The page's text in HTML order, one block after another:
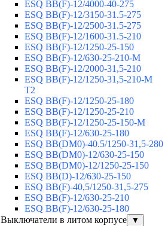
ESQ ВВ(F)-12/4000-40-275
ESQ ВВ(F)-12/3150-31.5-275
ESQ ВВ(F)-12/2500-31.5-275
ESQ ВВ(F)-12/1600-31.5-210
ESQ ВВ(F)-12/1250-25-150
ESQ BB(F)-12/630-25-210-М
ESQ BB(F)-12/2000-31,5-210
ESQ BB(F)-12/1250-31,5-210-М
T2
ESQ BB(F)-12/1250-25-180
ESQ ВВ(F)-12/1250-25-210
ESQ ВВ(F)-12/1250-25-150-М
ESQ BB(F)-12/630-25-180
ESQ ВВ(DM0)-40.5/1250-31,5-280
ESQ ВВ(DM0)-12/630-25-150
ESQ ВВ(DM0)-12/1250-25-150
ESQ BB(D)-12/630-25-150
ESQ ВВ(F)-40,5/1250-31,5-275
ESQ ВВ(F)-12/630-25-210
ESQ ВВ(F)-12/630-25-180
Выключатели в литом корпусе
▼